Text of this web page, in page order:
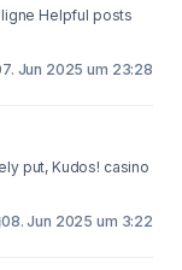
Helpful posts
Jun 2025 um 23:28
put, Kudos! casino
08. Jun 2025 um 3:22